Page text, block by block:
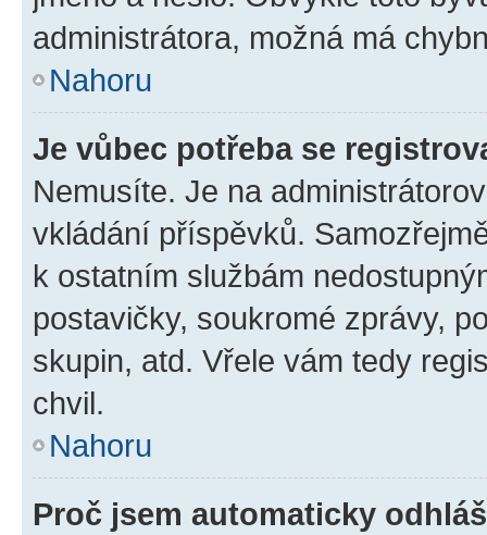
administrátora, možná má
Nahoru
Je vůbec potřeba se
Nemusíte. Je na
vkládání příspěvků.
k ostatním službám
postavičky, soukromé zprávy,
skupin, atd. Vřele vám tedy
chvil.
Nahoru
Proč jsem automaticky